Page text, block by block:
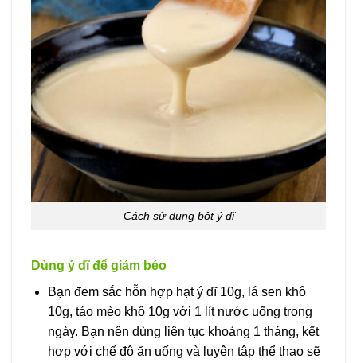
Cách sử dụng bột ý dĩ
Dùng ý dĩ để giảm béo
Bạn đem sắc hỗn hợp hạt ý dĩ 10g, lá sen khô
10g, táo mèo khô 10g với 1 lít nước uống trong
ngày. Bạn nên dùng liên tục khoảng 1 tháng, kết
hợp với chế độ ăn uống và luyện tập thể thao sẽ